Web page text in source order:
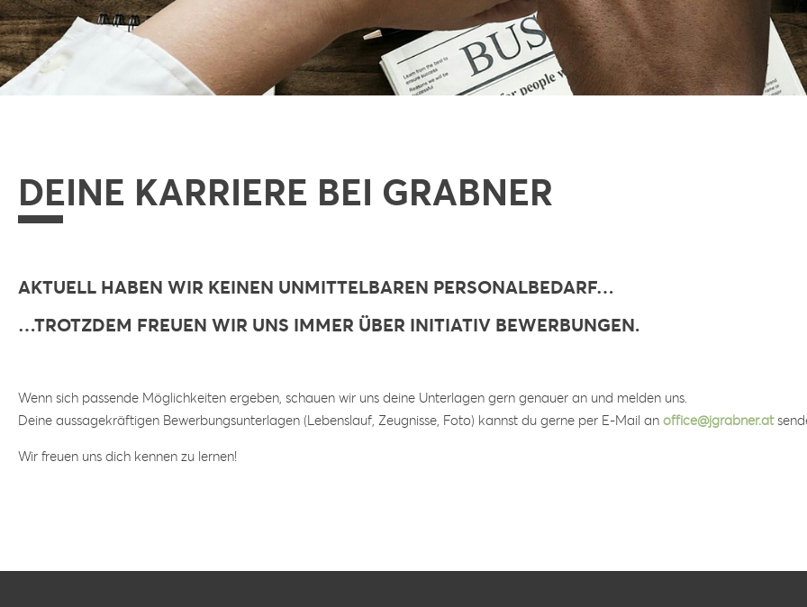
DEINE KARRIERE BEI GRABNER
AKTUELL HABEN WIR KEINEN UNMITTELBAREN PERSONALBEDARF…
…TROTZDEM FREUEN WIR UNS IMMER ÜBER INITIATIV BEWERBUNGEN.
Wenn sich passende Möglichkeiten ergeben, schauen wir uns deine Unterlagen gern genauer an und melden uns.
Deine aussagekräftigen Bewerbungsunterlagen (Lebenslauf, Zeugnisse, Foto) kannst du gerne per E-Mail an office@jgrabner.at
Wir freuen uns dich kennen zu lernen!